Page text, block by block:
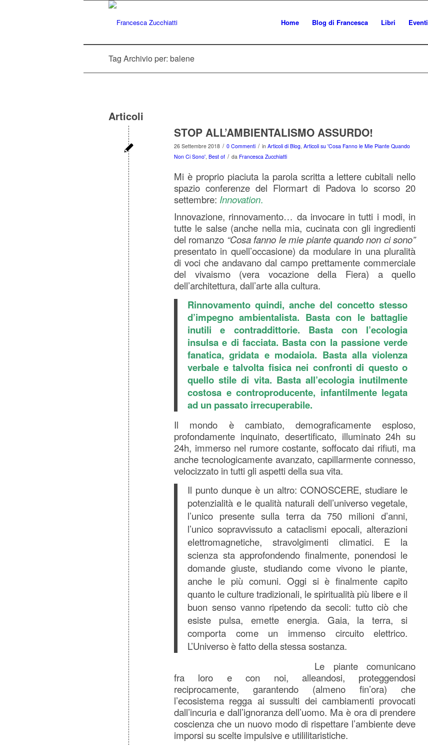
Home Blog di Francesca Libri Eventi
Tag Archivio per: balene
Articoli
STOP ALL’AMBIENTALISMO ASSURDO!
26 Settembre 2018 / 0 Commenti / in Articoli di Blog, Articoli su 'Cosa Fanno le Mie Piante Quando
Non Ci Sono', Best of / da Francesca Zucchiatti
Mi è proprio piaciuta la parola scritta a lettere cubitali nello
spazio conferenze del Flormart di Padova lo scorso 20
settembre: Innovation.
Innovazione, rinnovamento… da invocare in tutti i modi, in
tutte le salse (anche nella mia, cucinata con gli ingredienti
del romanzo “Cosa fanno le mie piante quando non ci sono”
presentato in quell’occasione) da modulare in una pluralità
di voci che andavano dal campo prettamente commerciale
del vivaismo (vera vocazione della Fiera) a quello
dell’architettura, dall’arte alla cultura.
Rinnovamento quindi, anche del concetto stesso
d’impegno ambientalista. Basta con le battaglie
inutili e contraddittorie. Basta con l’ecologia
insulsa e di facciata. Basta con la passione verde
fanatica, gridata e modaiola. Basta alla violenza
verbale e talvolta fisica nei confronti di questo o
quello stile di vita. Basta all’ecologia inutilmente
costosa e controproducente, infantilmente legata
ad un passato irrecuperabile.
Il mondo è cambiato, demograficamente esploso,
profondamente inquinato, desertificato, illuminato 24h su
24h, immerso nel rumore costante, soffocato dai rifiuti, ma
anche tecnologicamente avanzato, capillarmente connesso,
velocizzato in tutti gli aspetti della sua vita.
Il punto dunque è un altro: CONOSCERE, studiare le
potenzialità e le qualità naturali dell’universo vegetale,
l’unico presente sulla terra da 750 milioni d’anni,
l’unico sopravvissuto a cataclismi epocali, alterazioni
elettromagnetiche, stravolgimenti climatici. E la
scienza sta approfondendo finalmente, ponendosi le
domande giuste, studiando come vivono le piante,
anche le più comuni. Oggi si è finalmente capito
quanto le culture tradizionali, le spiritualità più libere e il
buon senso vanno ripetendo da secoli: tutto ciò che
esiste pulsa, emette energia. Gaia, la terra, si
comporta come un immenso circuito elettrico.
L’Universo è fatto della stessa sostanza.
Le piante comunicano
fra loro e con noi, alleandosi, proteggendosi
reciprocamente, garantendo (almeno fin’ora) che
l’ecosistema regga ai sussulti dei cambiamenti provocati
dall’incuria e dall’ignoranza dell’uomo. Ma è ora di prendere
coscienza che un nuovo modo di rispettare l’ambiente deve
imporsi su scelte impulsive e utililitaristiche.